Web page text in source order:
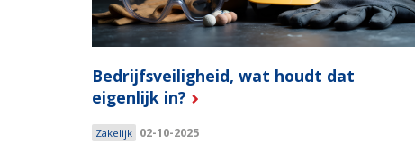
Bedrijfsveiligheid, wat houdt dat
eigenlijk in?
Zakelijk 02-10-2025